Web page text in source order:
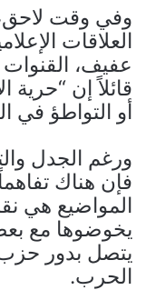
وفي وقت
العلاقات
عفيف،
قائلاً إن “حرية
أو التواطؤ في
ورغم الجدل
فإن هناك
المواضيع هي
يخوضوها مع
يتصل بدور
الحرب.